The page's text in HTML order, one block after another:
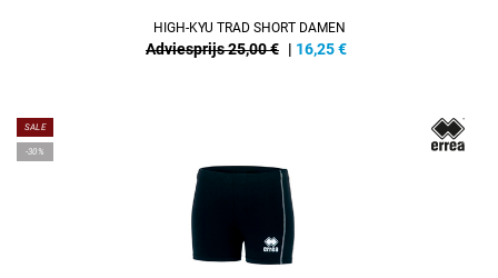
HIGH-KYU TRAD SHORT DAMEN
Adviesprijs 25,00 € | 16,25€
SALE
-30%